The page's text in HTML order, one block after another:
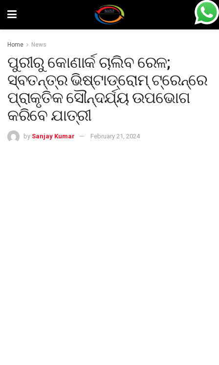
Home News
ପୁରୀରୁ କୋଣାର୍କ ଚାଲିବ ରେଳ;
ସ୍ବତନ୍ତ୍ର ଭିଷ୍ଟାଡ୍ରୋମ୍‌ ଟ୍ରେନ୍‌ରେ
ପ୍ରାକୃତିକ ସୌନ୍ଦର୍ଯ୍ୟ ଉପଭୋଗ
କରିବେ ଯାତ୍ରୀ
by Sanjay Kumar February 21, 2024